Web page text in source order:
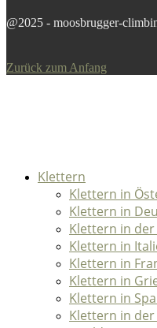
@2025 - moosbrugger-
Zurück zum Anfang
Klettern
Klettern in
Klettern in
Klettern in der
Klettern in
Klettern in
Klettern in
Klettern in
Klettern in der